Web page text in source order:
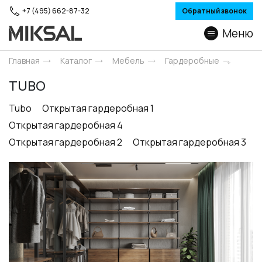
+7 (495) 662-87-32 Обратный звонок
Меню
Главная Каталог Мебель Гардеробные
TUBO
Tubo
Открытая гардеробная 1
Открытая гардеробная 4
Открытая гардеробная 2
Открытая гардеробная 3